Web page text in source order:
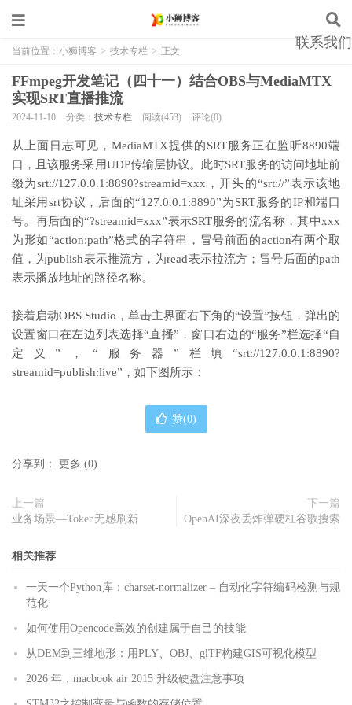
联系我们
当前位置： 小狮博客 > 技术专栏 > 正文
FFmpeg开发笔记（四十一）结合OBS与MediaMTX
实现SRT直播推流
2024-11-10 分类： 技术专栏 阅读(453) 评论(0)
从上面日志可见，MediaMTX提供的SRT服务正在监听8890端
口，且该服务采用UDP传输层协议。此时SRT服务的访问地址前
缀为srt://127.0.0.1:8890?streamid=xxx，开头的“srt://”表示该地
址采用srt协议，后面的“127.0.0.1:8890”为SRT服务的IP和端口
号。再后面的“?streamid=xxx”表示SRT服务的流名称，其中xxx
为形如“action:path”格式的字符串，冒号前面的action有两个取
值，为publish表示推流方，为read表示拉流方；冒号后面的path
表示播放地址的路径名称。
接着启动OBS Studio，单击主界面右下角的“设置”按钮，弹出的
设置窗口在左边列表选择“直播”，窗口右边的“服务”栏选择“自
定义”，“服务器”栏填“srt://127.0.0.1:8890?
streamid=publish:live”，如下图所示：
赞(0)
分享到： 更多 (0)
上一篇
业务场景—Token无感刷新
下一篇
OpenAI深夜丢炸弹硬杠谷歌搜索
相关推荐
一天一个Python库：charset-normalizer – 自动化字符编码检测与规
范化
如何使用Opencode高效的创建属于自己的技能
从DEM到三维地形：用PLY、OBJ、glTF构建GIS可视化模型
2026 年，macbook air 2015 升级硬盘注意事项